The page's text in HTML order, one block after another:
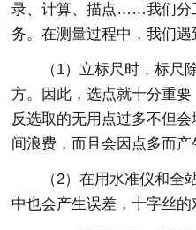
录、计算、描点……我们分
务。在测量过程中，我们遇
（1）立标尺时，标尺
方。因此，选点就十分重
反选取的无用点过多不但
间浪费，而且会因点多而产
（2）在用水准仪和全
中也会产生误差，十字丝的